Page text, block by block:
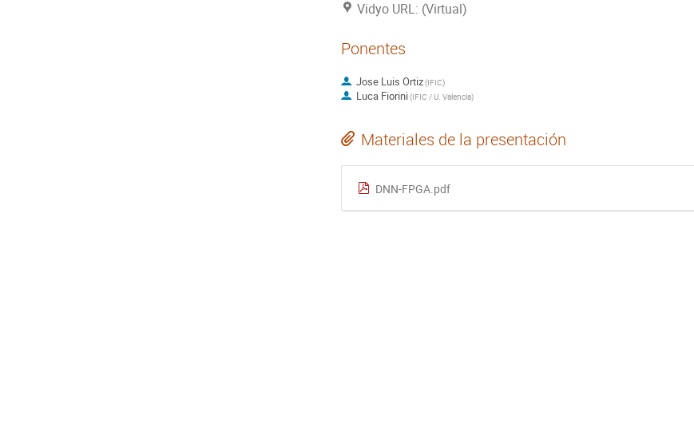
Vidyo URL: (Virtual)
Ponentes
Jose Luis Ortiz(IFIC)
Luca Fiorini(IFIC / U. Valencia)
Materiales de la presentación
DNN-FPGA.pdf